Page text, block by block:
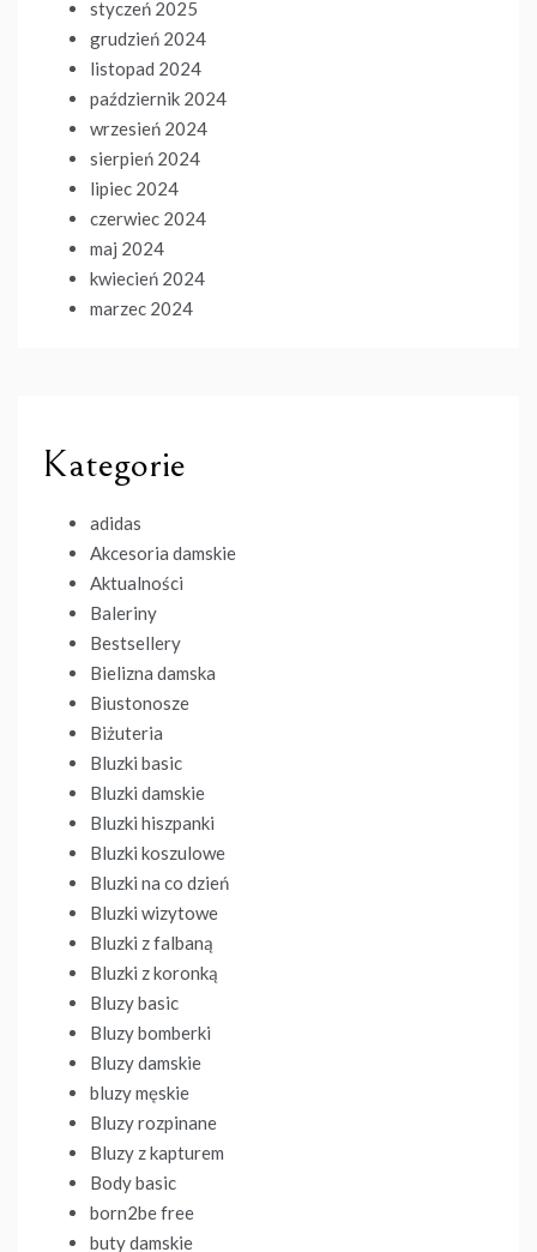
styczeń 2025
grudzień 2024
listopad 2024
październik 2024
wrzesień 2024
sierpień 2024
lipiec 2024
czerwiec 2024
maj 2024
kwiecień 2024
marzec 2024
Kategorie
adidas
Akcesoria damskie
Aktualności
Baleriny
Bestsellery
Bielizna damska
Biustonosze
Biżuteria
Bluzki basic
Bluzki damskie
Bluzki hiszpanki
Bluzki koszulowe
Bluzki na co dzień
Bluzki wizytowe
Bluzki z falbaną
Bluzki z koronką
Bluzy basic
Bluzy bomberki
Bluzy damskie
bluzy męskie
Bluzy rozpinane
Bluzy z kapturem
Body basic
born2be free
buty damskie